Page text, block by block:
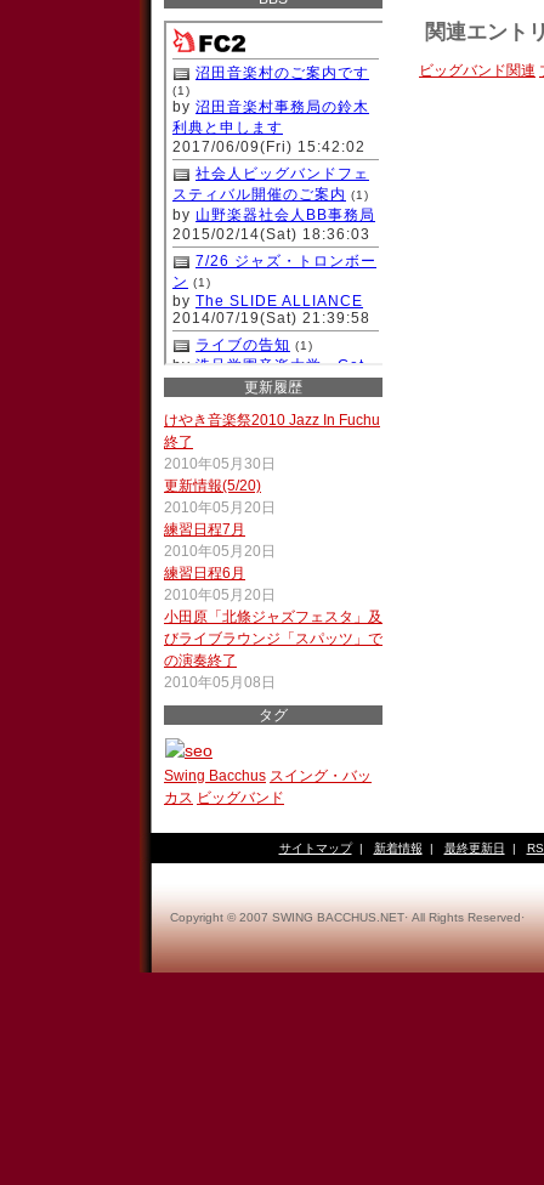
関連エント
ビッグバンド関連
更新履歴
けやき音楽祭2010 Jazz In Fuchu
終了
2010年05月30日
更新情報(5/20)
2010年05月20日
練習日程7月
2010年05月20日
練習日程6月
2010年05月20日
小田原「北條ジャズフェスタ」及
びライブラウンジ「スパッツ」で
の演奏終了
2010年05月08日
タグ
Swing Bacchus スイング・バッ
カス ビッグバンド
サイトマップ| 新着情報 | 最終更新日 |
Copyright © 2007 SWING BACCHUS.NET· All Rights Reserved·